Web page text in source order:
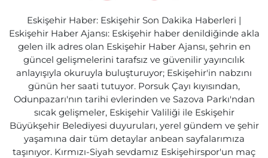
Eskişehir Haber: Eskişehir Son Dakika Haberleri |
Eskişehir Haber Ajansı: Eskişehir haber denildiğinde akla
gelen ilk adres olan Eskişehir Haber Ajansı, şehrin en
güncel gelişmelerini tarafsız ve güvenilir yayıncılık
anlayışıyla okuruyla buluşturuyor; Eskişehir'in nabzını
günün her saati tutuyor. Porsuk Çayı kıyısından,
Odunpazarı'nın tarihi evlerinden ve Sazova Parkı'ndan
sıcak gelişmeler, Eskişehir Valiliği ile Eskişehir
Büyükşehir Belediyesi duyuruları, yerel gündem ve şehir
yaşamına dair tüm detaylar anbean sayfalarımıza
taşınıyor. Kırmızı-Siyah sevdamız Eskişehirspor'un maç